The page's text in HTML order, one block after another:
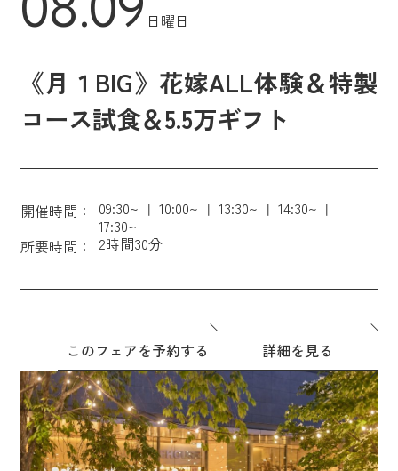
日曜日
《月１BIG》花嫁ALL体験＆特製
コース試食＆5.5万ギフト
開催時間： 09:30~ 10:00~ 13:30~
14:30~
17:30~
所要時間：
2時間30分
このフェアを予約する 詳細を見る